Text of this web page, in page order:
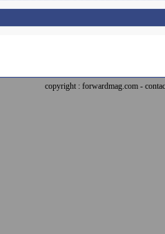
copyright : forwardmag.com -